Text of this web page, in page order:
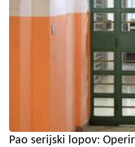
Pao serijski lopov: